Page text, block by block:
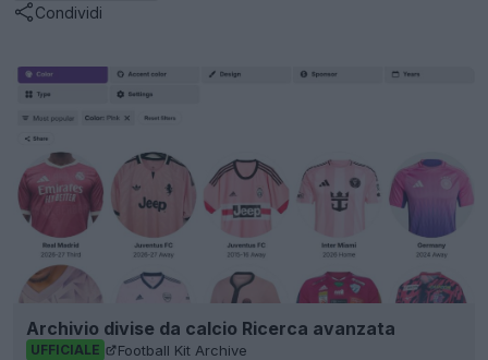
Condividi
Archivio divise da calcio Ricerca avanzata
UFFICIALE Football Kit Archive